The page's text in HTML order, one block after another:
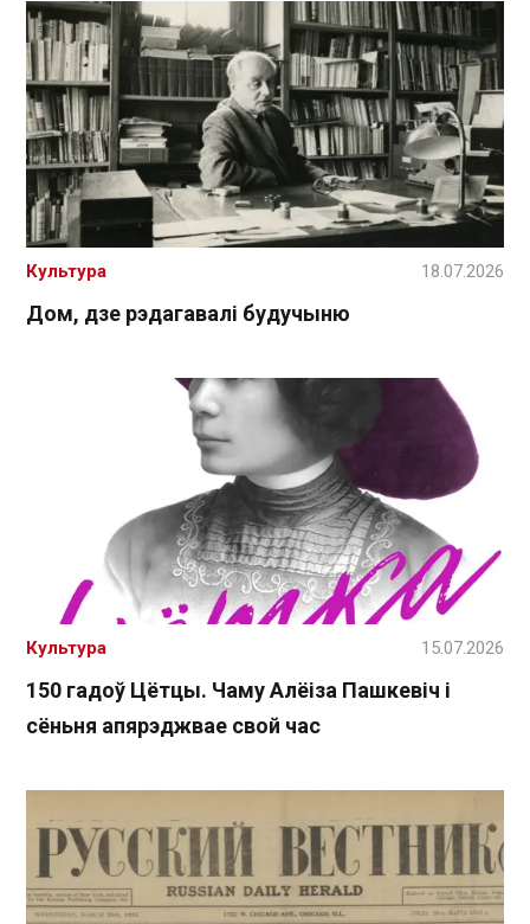
Дом, дзе рэдагавалі будучыню
Культура 18.07.2026
150 гадоў Цётцы. Чаму Алёіза Пашкевіч і
сёньня апярэджвае свой час
Культура 15.07.2026